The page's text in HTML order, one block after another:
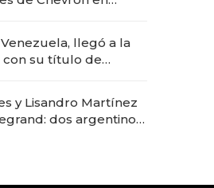
llegó a la
con su título de
"fast premium"
y Lisandro Martínez
dos argentinos